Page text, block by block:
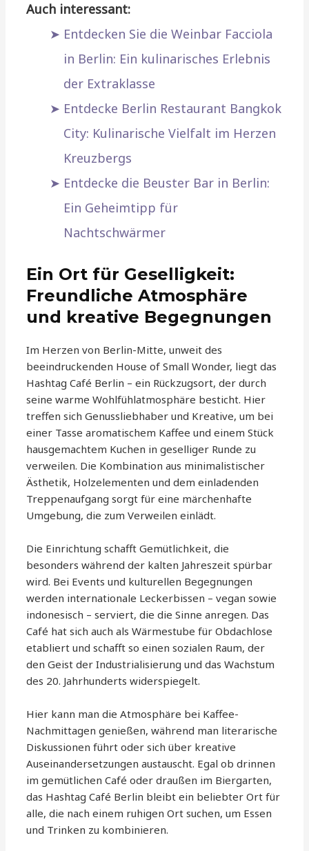
Auch interessant:
Entdecken Sie die Weinbar Facciola
in Berlin: Ein kulinarisches Erlebnis
der Extraklasse
Entdecke Berlin Restaurant Bangkok
City: Kulinarische Vielfalt im Herzen
Kreuzbergs
Entdecke die Beuster Bar in Berlin:
Ein Geheimtipp für
Nachtschwärmer
Ein Ort für Geselligkeit:
Freundliche Atmosphäre
und kreative Begegnungen
Im Herzen von Berlin-Mitte, unweit des
beeindruckenden House of Small Wonder, liegt das
Hashtag Café Berlin – ein Rückzugsort, der durch
seine warme Wohlfühlatmosphäre besticht. Hier
treffen sich Genussliebhaber und Kreative, um bei
einer Tasse aromatischem Kaffee und einem Stück
hausgemachtem Kuchen in geselliger Runde zu
verweilen. Die Kombination aus minimalistischer
Ästhetik, Holzelementen und dem einladenden
Treppenaufgang sorgt für eine märchenhafte
Umgebung, die zum Verweilen einlädt.
Die Einrichtung schafft Gemütlichkeit, die
besonders während der kalten Jahreszeit spürbar
wird. Bei Events und kulturellen Begegnungen
werden internationale Leckerbissen – vegan sowie
indonesisch – serviert, die die Sinne anregen. Das
Café hat sich auch als Wärmestube für Obdachlose
etabliert und schafft so einen sozialen Raum, der
den Geist der Industrialisierung und das Wachstum
des 20. Jahrhunderts widerspiegelt.
Hier kann man die Atmosphäre bei Kaffee-
Nachmittagen genießen, während man literarische
Diskussionen führt oder sich über kreative
Auseinandersetzungen austauscht. Egal ob drinnen
im gemütlichen Café oder draußen im Biergarten,
das Hashtag Café Berlin bleibt ein beliebter Ort für
alle, die nach einem ruhigen Ort suchen, um Essen
und Trinken zu kombinieren.